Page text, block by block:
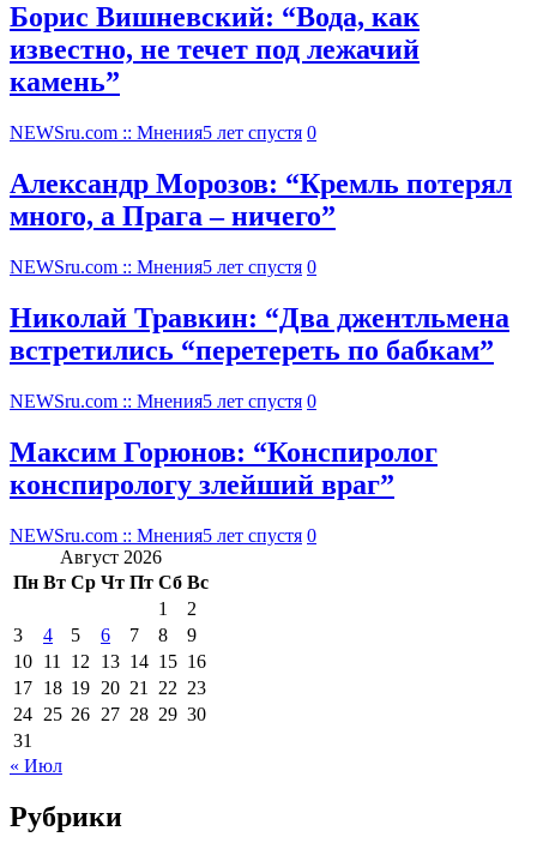
Борис Вишневский: “Вода, как
известно, не течет под лежачий
камень”
NEWSru.com :: Мнения5 лет спустя 0
Александр Морозов: “Кремль потерял
много, а Прага – ничего”
NEWSru.com :: Мнения5 лет спустя 0
Николай Травкин: “Два джентльмена
встретились “перетереть по бабкам”
NEWSru.com :: Мнения5 лет спустя 0
Максим Горюнов: “Конспиролог
конспирологу злейший враг”
NEWSru.com :: Мнения5 лет спустя 0
Август 2026
Пн Вт Ср Чт Пт Сб Вс
1
2
3
4 5 6 7 8
9
10 11 12 13 14 15 16
17 18 19 20 21 22 23
24 25 26 27 28 29 30
31
« Июл
Рубрики